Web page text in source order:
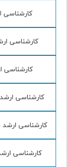
کارشناسی
کارشناسی
کارشناسی
کارشناسی
کارشناسی
کارشناسی